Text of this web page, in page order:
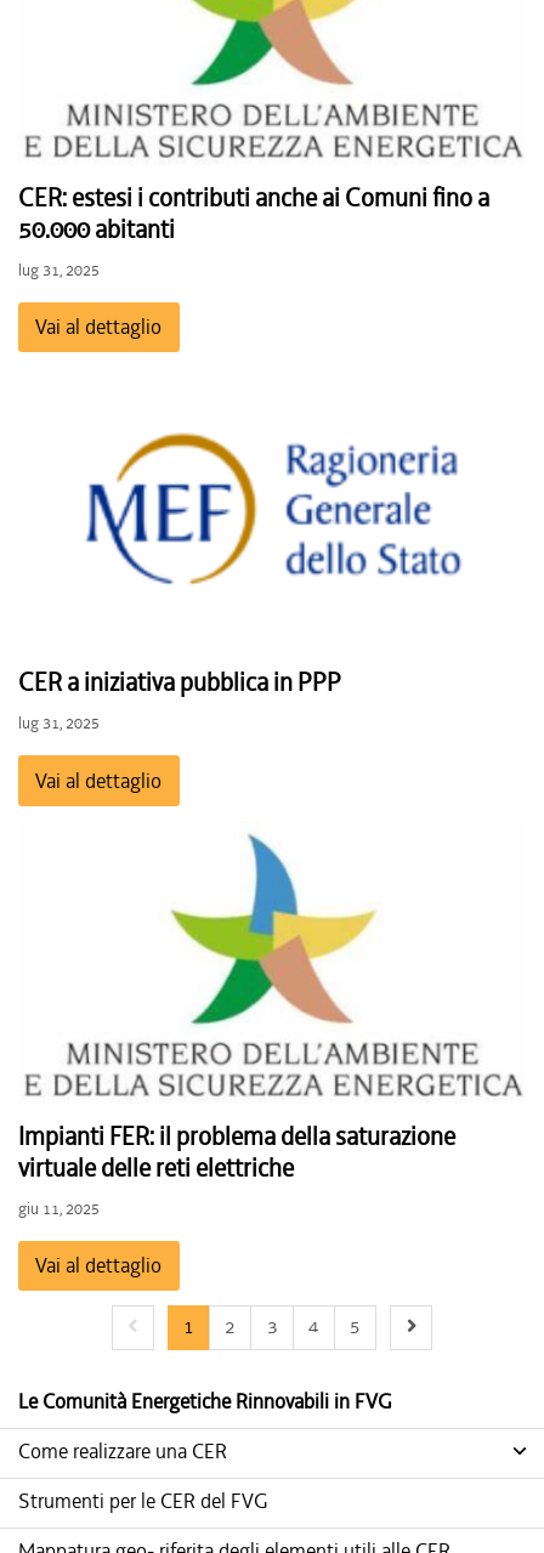
CER: estesi i contributi anche ai Comuni fino a
50.000 abitanti
lug 31, 2025
Vai al dettaglio
CER a iniziativa pubblica in PPP
lug 31, 2025
Vai al dettaglio
Impianti FER: il problema della saturazione
virtuale delle reti elettriche
giu 11, 2025
Vai al dettaglio
Previous page
1 2 3 4 5 Next page
Le Comunità Energetiche Rinnovabili in FVG
Come realizzare una CER
Strumenti per le CER del FVG